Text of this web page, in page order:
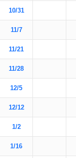
10/31
11/7
11/21
11/28
12/5
12/12
1/2
1/16